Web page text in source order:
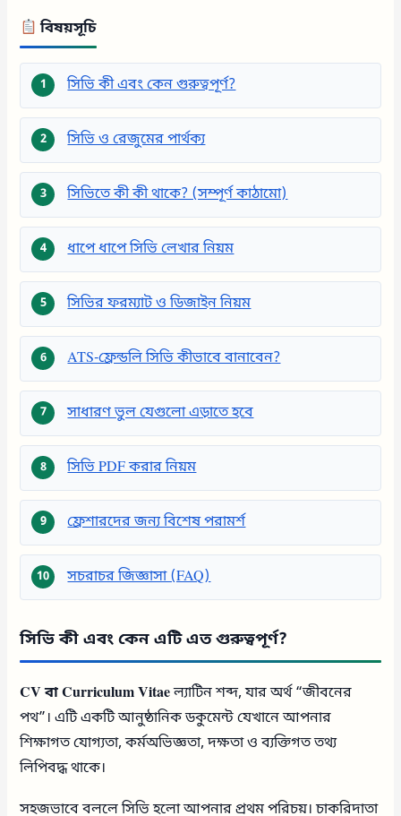
বিষয়সূচি
সিভি কী এবং কেন গুরুত্বপূর্ণ?
সিভি ও রেজুমের পার্থক্য
সিভিতে কী কী থাকে? (সম্পূর্ণ কাঠামো)
ধাপে ধাপে সিভি লেখার নিয়ম
সিভির ফরম্যাট ও ডিজাইন নিয়ম
ATS-ফ্রেন্ডলি সিভি কীভাবে বানাবেন?
সাধারণ ভুল যেগুলো এড়াতে হবে
সিভি PDF করার নিয়ম
ফ্রেশারদের জন্য বিশেষ পরামর্শ
সচরাচর জিজ্ঞাসা (FAQ)
সিভি কী এবং কেন এটি এত গুরুত্বপূর্ণ?
CV বা Curriculum Vitaeল্যাটিন শব্দ, যার অর্থ “জীবনের
পথ”। এটি একটি আনুষ্ঠানিক ডকুমেন্ট যেখানে আপনার
শিক্ষাগত যোগ্যতা, কর্মঅভিজ্ঞতা, দক্ষতা ও ব্যক্তিগত তথ্য
লিপিবদ্ধ থাকে।
সহজভাবে বললে সিভি হলো আপনার প্রথম পরিচয়। চাকরিদাতা